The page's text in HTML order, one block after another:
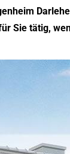
Sie tätig,